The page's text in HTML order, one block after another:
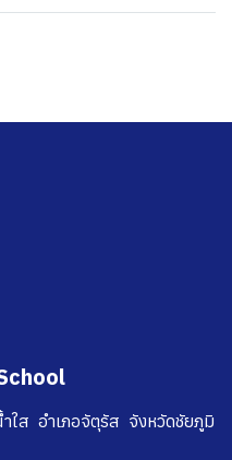
ส อำเภอจัตุรัส จังหวัดชัยภูมิ